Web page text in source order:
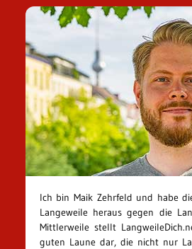
Ich bin Maik Zehrfeld und habe
Langeweile heraus gegen die
Mittlerweile stellt
guten Laune dar, die nicht nur